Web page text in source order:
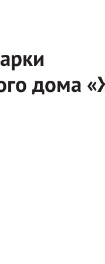
дома